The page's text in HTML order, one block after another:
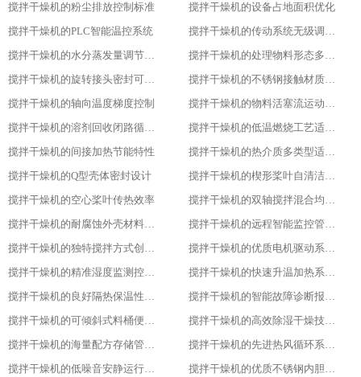
搅拌干燥机的粉尘排放控制标准
搅拌干燥机的设备占地面积优化
搅拌干燥机的PLC智能温控系统
搅拌干燥机的传动系统无级调速功能
搅拌干燥机的水分蒸发量调节能力
搅拌干燥机的处理物料形态多样性
搅拌干燥机的旋转接头密封可靠性
搅拌干燥机的不锈钢接触材质防腐性
搅拌干燥机的轴向温度梯度控制
搅拌干燥机的物料活塞流运动特性
搅拌干燥机的溶剂回收闭路循环系统
搅拌干燥机的低温燃烧工艺适用性
搅拌干燥机的间接加热节能特性
搅拌干燥机的热介质多类型适配性
搅拌干燥机的Q型壳体密封设计
搅拌干燥机的楔形桨叶自清洁功能
搅拌干燥机的空心桨叶传热效率
搅拌干燥机的双轴搅拌混合均匀性
搅拌干燥机的耐腐蚀外壳材料选用
搅拌干燥机的远程智能监控管理能力
搅拌干燥机的独特搅拌方式创新设计
搅拌干燥机的优质电机驱动系统稳定性
搅拌干燥机的精准湿度监测控制功能
搅拌干燥机的快速升温加热系统优势
搅拌干燥机的良好隔热保温性能特点
搅拌干燥机的智能故障诊断报警系统
搅拌干燥机的可倾斜式料桶便利设计亮点
搅拌干燥机的高效除湿干燥技术应用
搅拌干燥机的海量配方存储管理能力
搅拌干燥机的先进热风循环系统设计
搅拌干燥机的低噪音安静运行表现特色
搅拌干燥机的优质不锈钢内胆材质优势